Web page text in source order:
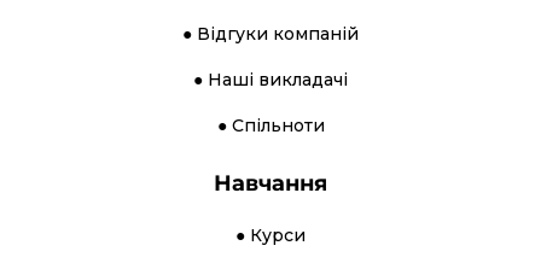
● Відгуки компаній
● Наші викладачі
● Спільноти
Навчання
● Курси